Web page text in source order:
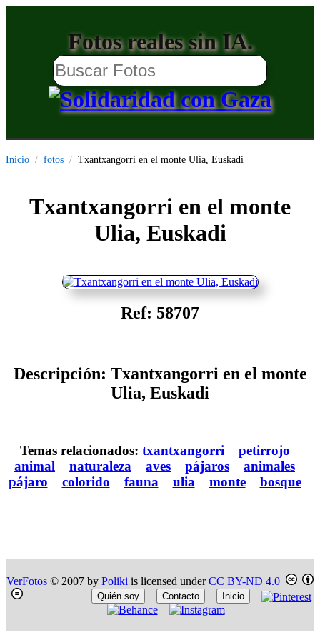
Fotos reales sin IA.
Inicio fotos Txantxangorri en el monte Ulia, Euskadi
Txantxangorri en el monte
Ulia, Euskadi
Ref: 58707
Descripción: Txantxangorri en el monte
Ulia, Euskadi
Temas relacionados: txantxangorri
petirrojo
animal
naturaleza aves pájaros
animales
pájaro
colorido fauna ulia monte bosque
VerFotos © 2007 byPoliki is licensed underCC BY-ND 4.0
Quién soy Contacto Inicio